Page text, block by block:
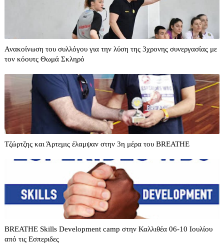
Ανακοίνωση του συλλόγου για την λύση της 3χρονης συνεργασίας με
τον κόουτς Θωμά Σκληρό
Τζώρτζης και Άρτεμις έλαμψαν στην 3η μέρα του BREATHE
BREATHE Skills Development camp στην Καλλιθέα 06-10 Ιουλίου
από τις Εσπεριδες